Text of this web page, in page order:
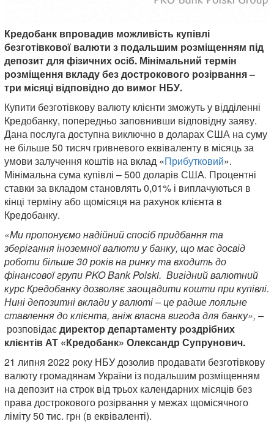
Кредобанк впровадив можливість купівлі
безготівкової валюти з подальшим розміщенням під
депозит для фізичних осіб. Мінімальний термін
розміщення вкладу без дострокового розірвання –
три місяці відповідно до вимог НБУ.
Купити безготівкову валюту клієнти зможуть у відділенні
Кредобанку, попередньо заповнивши відповідну заяву.
Дана послуга доступна виключно в доларах США на суму
не більше 50 тисяч гривневого еквіваленту в місяць за
умови залучення коштів на вклад «Прибутковий».
Мінімальна сума купівлі – 500 доларів США. Процентні
ставки за вкладом становлять 0,01% і виплачуються в
кінці терміну або щомісяця на рахунок клієнта в
Кредобанку.
«Ми пропонуємонадійний спосіб придбання та
зберігання іноземної валюти у банку, що має досвід
роботи більше 30 років на ринку та входить до
фінансової групиPKOBankPolski. Вигідний валютний
курс Кредобанку дозволяє заощадити кошти при купівлі.
Нині депозитні вклади у валюті – це радше лояльне
ставлення до клієнта, аніж власна вигода для банку», –
розповідаєдиректор департаменту роздрібних
клієнтівАТ «Кредобанк» Олександр Супрунович.
21 липня 2022 року НБУ дозолив продавати безготівкову
валюту громадянам України із подальшим розміщенням
на депозит на строк від трьох календарних місяців без
права дострокового розірвання у межах щомісячного
ліміту 50 тис. грн (в еквіваленті).